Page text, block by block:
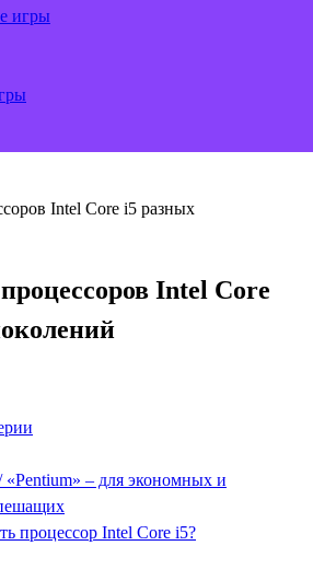
игры
Intel Core i5 разных
Intel Core
«Pentium» – для экономных и
процессор Intel Core i5?